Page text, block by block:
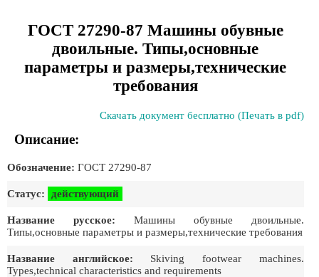
ГОСТ 27290-87 Машины обувные
двоильные. Типы,основные
параметры и размеры,технические
требования
Скачать документ бесплатно (Печать в pdf)
Описание:
Обозначение: ГОСТ 27290-87
Статус: действующий
Название русское: Машины обувные двоильные.
Типы,основные параметры и размеры,технические требования
Название английское: Skiving footwear machines.
Types,technical characteristics and requirements